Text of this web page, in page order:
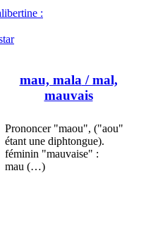
:
mau, mala / mal,
mauvais
Prononcer "maou", ("aou"
étant une diphtongue).
féminin "mauvaise" :
mau (…)